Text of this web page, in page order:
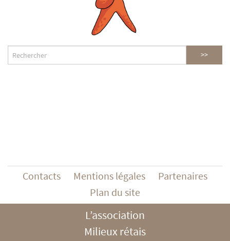
Contacts Mentions légales
Partenaires
Plan du site
L’association
Milieux rétais